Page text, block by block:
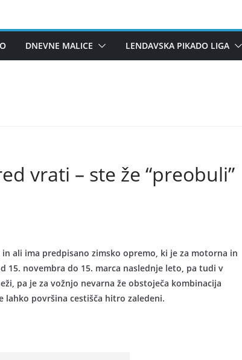
DNEVNE MALICE LENDAVSKA PIKADO LIGA
vrati – ste že “preobuli”
ali ima predpisano zimsko opremo, ki je za motorna in
15. novembra do 15. marca naslednje leto, pa tudi v
pa je za vožnjo nevarna že obstoječa kombinacija
lahko površina cestišča hitro zaledeni.